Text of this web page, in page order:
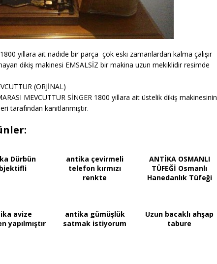
yıllara ait nadide bir parça çok eski zamanlardan kalma çalışır
dikiş makinesi EMSALSİZ bir makina uzun mekiklidir resimde
(ORJİNAL)
MEVCUTTUR SİNGER 1800 yıllara ait üstelik dikiş makinesinin
tarafından kanıtlanmıştır.
Dürbün
antika çevirmeli
telefon kırmızı
renkte
ANTİKA OSMANLI
TÜFEĞİ Osmanlı
Hanedanlık Tüfeği
avize
yapılmıştır
antika gümüşlük
satmak istiyorum
Uzun bacaklı ahşap
tabure